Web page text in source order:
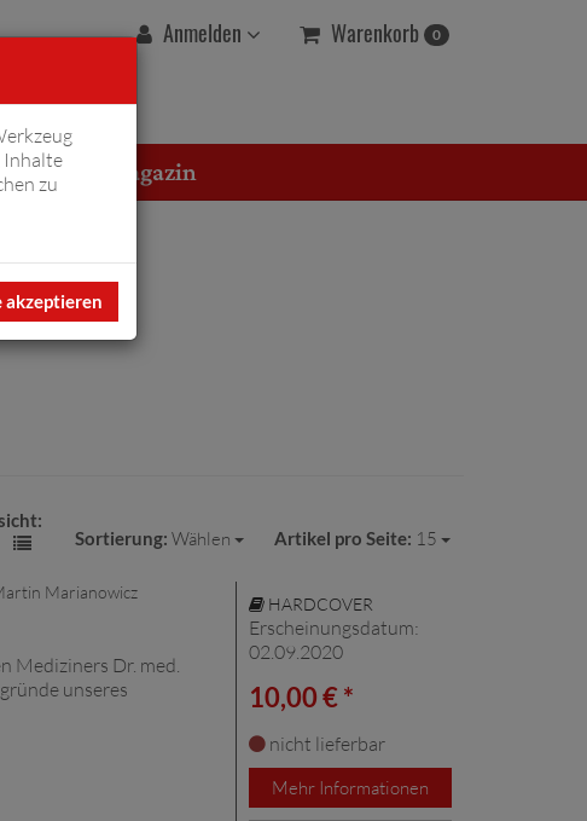
Anmelden Warenkorb 0
Overton Magazin
Sortierung: Wählen Artikel pro Seite: 15
Marianowicz
Mediziners Dr. med.
unseres
HARDCOVER
Erscheinungsdatum:
02.09.2020
10,00 € *
nicht lieferbar
Mehr Informationen
Inhalte
zu
akzeptieren